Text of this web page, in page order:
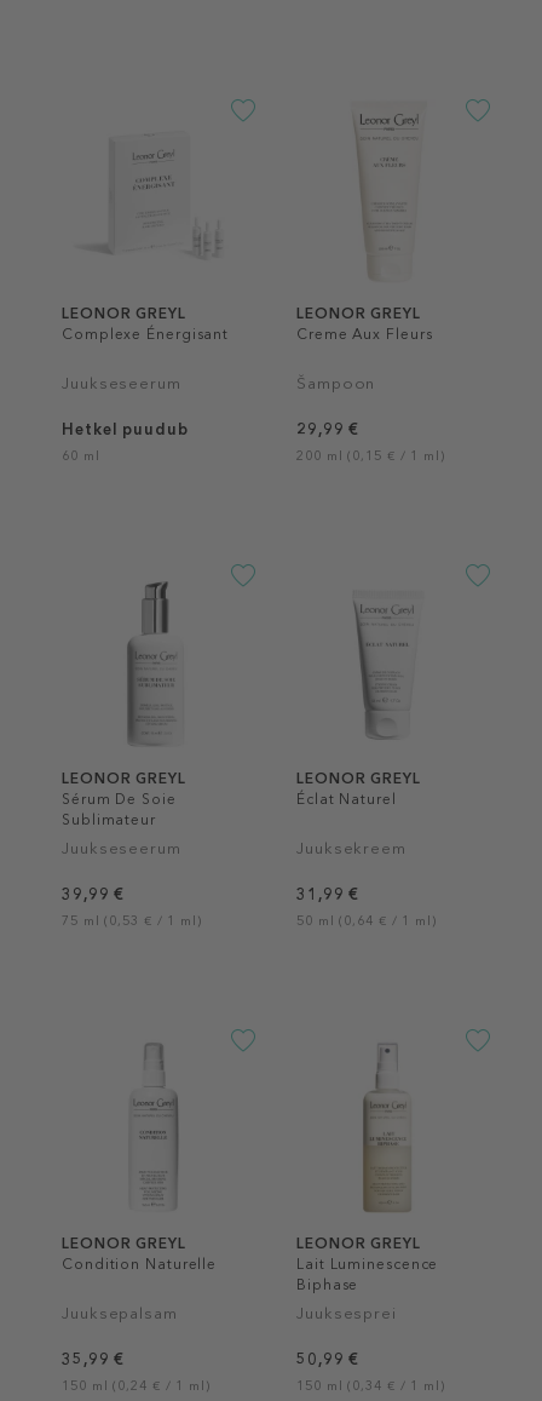
LEONOR GREYL
Complexe Énergisant
Juukseseerum
Hetkel puudub
60 ml
LEONOR GREYL
Creme Aux Fleurs
Šampoon
29,99 €
200 ml (0,15 € / 1 ml)
LEONOR GREYL
Sérum De Soie
Sublimateur
Juukseseerum
39,99 €
75 ml (0,53 € / 1 ml)
LEONOR GREYL
Éclat Naturel
Juuksekreem
31,99 €
50 ml (0,64 € / 1 ml)
LEONOR GREYL
Condition Naturelle
Juuksepalsam
35,99 €
150 ml (0,24 € / 1 ml)
LEONOR GREYL
Lait Luminescence
Biphase
Juuksesprei
50,99 €
150 ml (0,34 € / 1 ml)